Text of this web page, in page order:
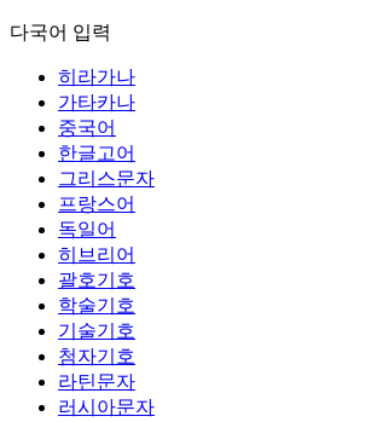
다국어 입력
히라가나
가타카나
중국어
한글고어
그리스문자
프랑스어
독일어
히브리어
괄호기호
학술기호
기술기호
첨자기호
라틴문자
러시아문자